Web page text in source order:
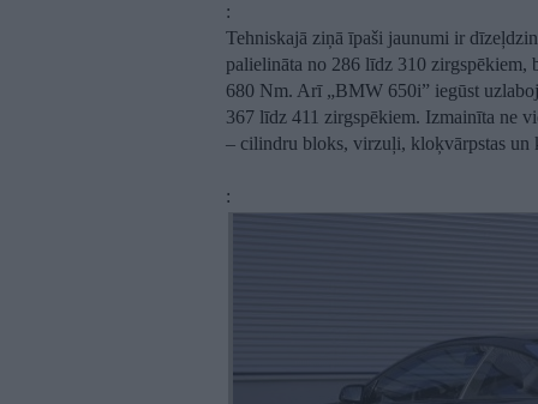
:
Tehniskajā ziņā īpaši jaunumi ir
palielināta no 286 līdz 310 zirgspēkiem,
680 Nm. Arī „BMW 650i” iegūst
367 līdz 411 zirgspēkiem. Izmainīta ne
– cilindru bloks, virzuļi, kloķvārpstas un
: